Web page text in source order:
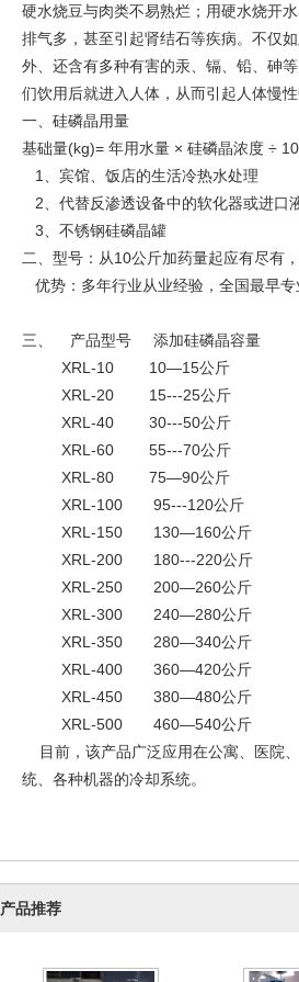
硬水烧豆与肉类不易熟烂；用硬水烧开
排气多，甚至引起肾结石等疾病。不仅
外、还含有多种有害的汞、镉、铅、砷
们饮用后就进入人体，从而引起人体慢
一、硅磷晶用量
基础量(kg)= 年用水量 × 硅磷晶浓度 ÷
1、宾馆、饭店的生活冷热水处理
2、代替反渗透设备中的软化器或进口
3、不锈钢硅磷晶罐
二、型号：从10公斤加药量起应有尽有
优势：多年行业从业经验，全国最早
三、 产品型号 添加硅磷晶容量
XRL-10 10—15公斤
XRL-20 15---25公斤
XRL-40 30---50公斤
XRL-60 55---70公斤
XRL-80 75—90公斤
XRL-100 95---120公斤
XRL-150 130—160公斤
XRL-200 180---220公斤
XRL-250 200—260公斤
XRL-300 240—280公斤
XRL-350 280—340公斤
XRL-400 360—420公斤
XRL-450 380—480公斤
XRL-500 460—540公斤
目前，该产品广泛应用在公寓、医院
统、各种机器的冷却系统。
产品推荐